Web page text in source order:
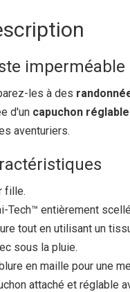
les à des
d'un capuchon réglable
aventuriers.
fille.
Tech™ entièrement
tout en utilisant un
sous la pluie.
en maille pour une
attaché et réglable